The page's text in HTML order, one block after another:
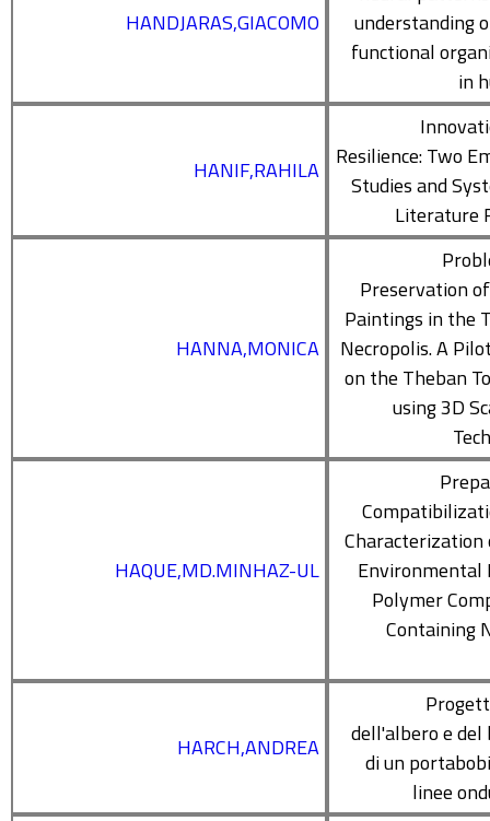
HANDJARAS,GIACOMO
understanding
functional
in
HANIF,RAHILA Resilience: Two
Studies and
Literature
HANNA,MONICA
Preservation
Paintings in the
Necropolis. A
on the Theban
using 3D
HAQUE,MD.MINHAZ-UL
Characterization
Environmental
Polymer
Containing
HARCH,ANDREA
dell'albero e del
di un
linee